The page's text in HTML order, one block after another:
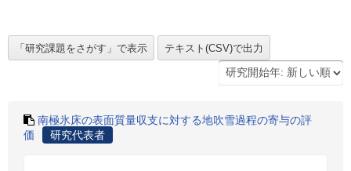
南極氷床の表面質量収支に対する地吹雪過程の寄与の評
価
研究代表者